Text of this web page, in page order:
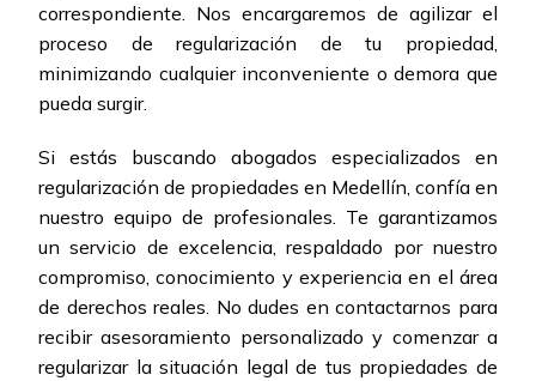
correspondiente. Nos encargaremos de agilizar el
proceso de regularización de tu propiedad,
minimizando cualquier inconveniente o demora que
pueda surgir.
Si estás buscando abogados especializados en
regularización de propiedades en Medellín, confía en
nuestro equipo de profesionales. Te garantizamos
un servicio de excelencia, respaldado por nuestro
compromiso, conocimiento y experiencia en el área
de derechos reales. No dudes en contactarnos para
recibir asesoramiento personalizado y comenzar a
regularizar la situación legal de tus propiedades de